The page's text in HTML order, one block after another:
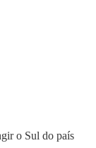
o Sul do país